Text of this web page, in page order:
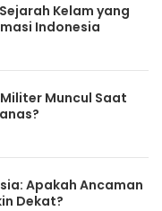
Kelam yang
Indonesia
Muncul Saat
Apakah Ancaman
Dekat?